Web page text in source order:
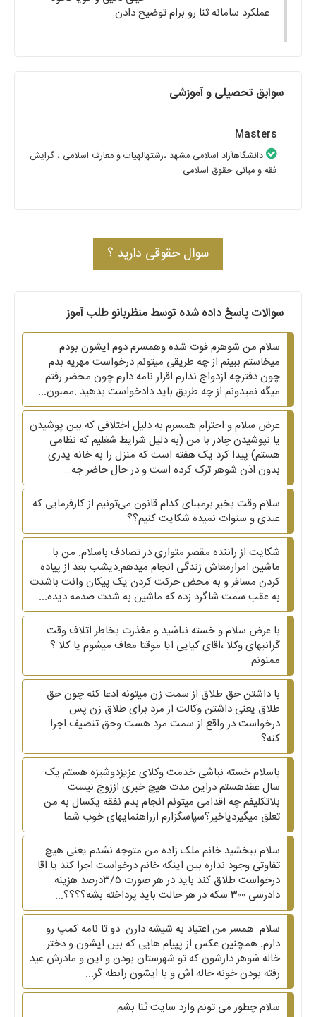
عملکرد سامانه ثنا رو برام توضیح دادن.
سوابق تحصیلی و آموزشی
Masters
دانشگاهآزاد اسلامی مشهد ،رشتهالهیات و معارف اسلامی ، گرایش
فقه و مبانی حقوق اسلامی
سوال حقوقی دارید ؟
سوالات پاسخ داده شده توسط منظربانو طلب آموز
سلام من شوهرم فوت شده وهمسرم دوم ایشون بودم
میخاستم ببینم از چه طریقی میتونم درخواست مهریه بدم
چون دفترچه ازدواج ندارم اقرار نامه دارم چون محضر رفتم
میگه نمیدونم از چه طریق باید دادخواست بدهید .ممنون...
عرض سلام و احترام همسرم به دلیل اختلافی که بین پوشیدن
یا نپوشیدن چادر با من (به دلیل شرایط شغلیم که نظامی
هستم) پیدا کرد یک هفته است که منزل را به خانه پدری
بدون اذن شوهر ترک کرده است و در حال حاضر جه...
سلام وقت بخیر برمبنای کدام قانون می‌تونیم از کارفرمایی که
عیدی و سنوات نمیده شکایت کنیم؟؟
شکایت از راننده مقصر متواری در تصادف باسلام. من با
ماشین امرارمعاش زندگی انجام میدهم.دیشب بعد از پیاده
کردن مسافر و به محض حرکت کردن یک پیکان وانت باشدت
به عقب سمت شاگرد زده که ماشین به شدت صدمه دیده...
با عرض سلام و خسته نباشید و مغذرت بخاطر اتلاف وقت
گرانبهای وکلا ،اقای کیایی ایا موقتا معاف میشوم یا کلا ؟
ممنونم
با داشتن حق طلاق از سمت زن میتونه ادعا کنه چون حق
طلاق یعنی داشتن وکالت از مرد برای طلاق زن پس
درخواست در واقع از سمت مرد هست و‌حق تنصیف اجرا
کنه؟
باسلام خسته نباشی خدمت وکلای عزیزدوشیزه هستم یک
سال عقدهستم دراین مدت هیچ خبری اززوج نیست
بلاتکلیفم چه اقدامی میتونم انجام بدم نفقه یکسال به من
تعلق میگیردیاخیر؟سپاسگزارم ازراهنمایهای خوب شما
سلام ببخشید خانم ملک زاده من متوجه نشدم یعنی هیچ
تفاوتی وجود نداره بین اینکه خانم درخواست اجرا کند یا اقا
درخواست طلاق کند باید در هر صورت ۳/۵درصد هزینه
دادرسی ۳۰۰ سکه در هر حالت باید پرداخته بشه؟؟؟؟...
سلام. همسر من اعتیاد به شیشه دارن. دو تا نامه کمپ رو
دارم. همچنین عکس از پپیام هایی که بین ایشون و دختر
خاله شوهر دارشون که تو شهرستان بودن و این و مادرش عید
رفته بودن خونه خاله اش و با ایشون رابطه گر...
سلام چطور می تونم وارد سایت ثنا بشم